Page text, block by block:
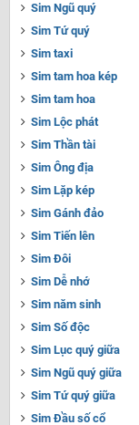
Sim Ngũ quý
Sim Tứ quý
Sim taxi
Sim tam hoa kép
Sim tam hoa
Sim Lộc phát
Sim Thần tài
Sim Ông địa
Sim Lặp kép
Sim Gánh đảo
Sim Tiến lên
Sim Đôi
Sim Dễ nhớ
Sim năm sinh
Sim Số độc
Sim Lục quý giữa
Sim Ngũ quý giữa
Sim Tứ quý giữa
Sim Đầu số cổ